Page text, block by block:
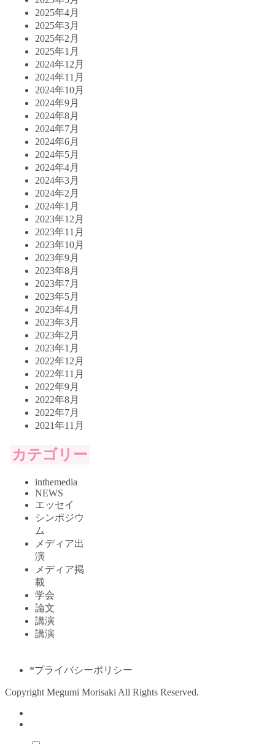
2025年4月
2025年3月
2025年2月
2025年1月
2024年12月
2024年11月
2024年10月
2024年9月
2024年8月
2024年7月
2024年6月
2024年5月
2024年4月
2024年3月
2024年2月
2024年1月
2023年12月
2023年11月
2023年10月
2023年9月
2023年8月
2023年7月
2023年5月
2023年4月
2023年3月
2023年2月
2023年1月
2022年12月
2022年11月
2022年9月
2022年8月
2022年7月
2021年11月
カテゴリー
inthemedia
NEWS
エッセイ
シンポジウ
ム
メディア出
演
メディア掲
載
学会
論文
講演
講演
*プライバシーポリシー
Copyright Megumi Morisaki All Rights Reserved.